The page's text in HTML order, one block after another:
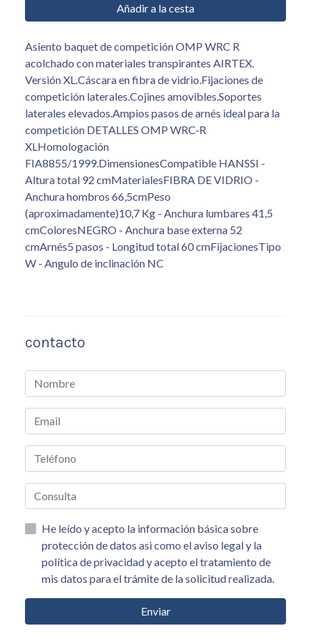
Añadir a la cesta
Asiento baquet de competición OMP WRC R
acolchado con materiales transpirantes AIRTEX.
Versión XL.Cáscara en fibra de vidrio.Fijaciones de
competición laterales.Cojines amovibles.Soportes
laterales elevados.Ampios pasos de arnés ideal para la
competición DETALLES OMP WRC-R
XLHomologación
FIA8855/1999.DimensionesCompatible HANSSI -
Altura total 92 cmMaterialesFIBRA DE VIDRIO -
Anchura hombros 66,5cmPeso
(aproximadamente)10,7 Kg - Anchura lumbares 41,5
cmColoresNEGRO - Anchura base externa 52
cmArnés5 pasos - Longitud total 60 cmFijacionesTipo
W - Angulo de inclinación NC
contacto
He leído y acepto la información básica sobre
protección de datos asi como el aviso legal y la
política de privacidad y acepto el tratamiento de
mis datos para el trámite de la solicitud realizada.
Enviar